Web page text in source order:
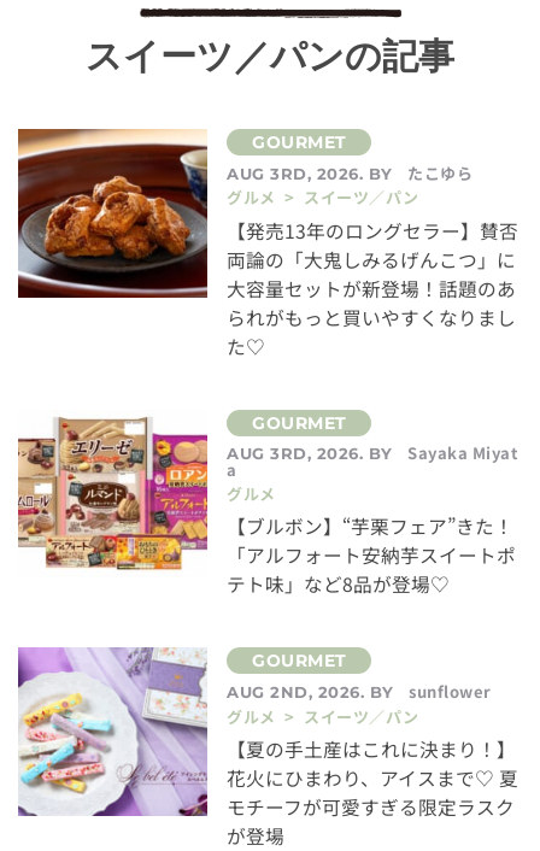
スイーツ／パンの記事
AUG 3RD, 2026. BY
たこゆら
グルメ > スイーツ／パン
【発売13年のロングセラー】賛否
両論の「大鬼しみるげんこつ」に
大容量セットが新登場！話題のあ
られがもっと買いやすくなりまし
た♡
AUG 3RD, 2026. BY Sayaka Miyat
a
グルメ
【ブルボン】“芋栗フェア”きた！
「アルフォート安納芋スイートポ
テト味」など8品が登場♡
AUG 2ND, 2026. BY
sunflower
グルメ > スイーツ／パン
【夏の手土産はこれに決まり！】
花火にひまわり、アイスまで♡ 夏
モチーフが可愛すぎる限定ラスク
が登場